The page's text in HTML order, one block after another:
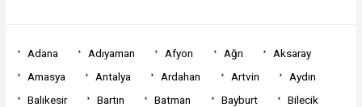
Adana Adıyaman Afyon Ağrı
Aksaray
Amasya
Antalya Ardahan Artvin
Aydın
Balıkesir
Bartın Batman Bayburt
Bilecik